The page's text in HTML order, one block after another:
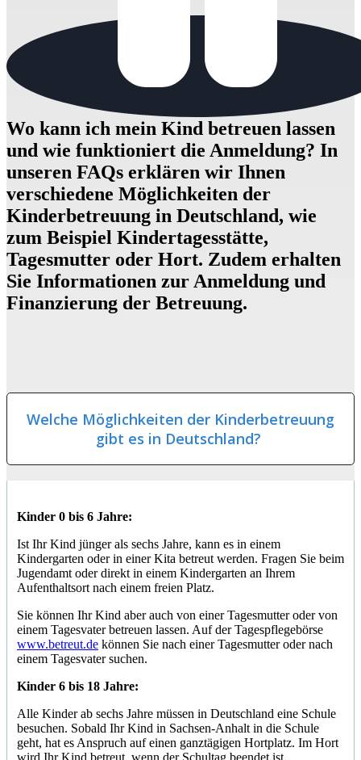
Wo kann ich mein Kind betreuen lassen
und wie funktioniert die Anmeldung? In
unseren FAQs erklären wir Ihnen
verschiedene Möglichkeiten der
Kinderbetreuung in Deutschland, wie
zum Beispiel Kindertagesstätte,
Tagesmutter oder Hort. Zudem erhalten
Sie Informationen zur Anmeldung und
Finanzierung der Betreuung.
Welche Möglichkeiten der Kinderbetreuung
gibt es in Deutschland?
Kinder 0 bis 6 Jahre:
Ist Ihr Kind jünger als sechs Jahre, kann es in einem
Kindergarten oder in einer Kita betreut werden. Fragen Sie beim
Jugendamt oder direkt in einem Kindergarten an Ihrem
Aufenthaltsort nach einem freien Platz.
Sie können Ihr Kind aber auch von einer Tagesmutter oder von
einem Tagesvater betreuen lassen. Auf der Tagespflegebörse
www.betreut.de können Sie nach einer Tagesmutter oder nach
einem Tagesvater suchen.
Kinder 6 bis 18 Jahre:
Alle Kinder ab sechs Jahre müssen in Deutschland eine Schule
besuchen. Sobald Ihr Kind in Sachsen-Anhalt in die Schule
geht, hat es Anspruch auf einen ganztägigen Hortplatz. Im Hort
wird Ihr Kind betreut, wenn der Schultag beendet ist.